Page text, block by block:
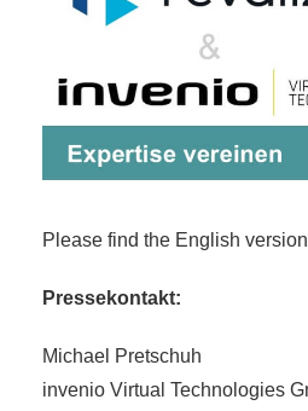
Please find the English version
Pressekontakt:
Michael Pretschuh
invenio Virtual Technologies